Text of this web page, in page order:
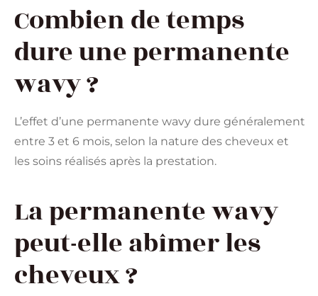
Combien de temps
dure une permanente
wavy ?
L’effet d’une permanente wavy dure généralement
entre 3 et 6 mois, selon la nature des cheveux et
les soins réalisés après la prestation.
La permanente wavy
peut-elle abîmer les
cheveux ?